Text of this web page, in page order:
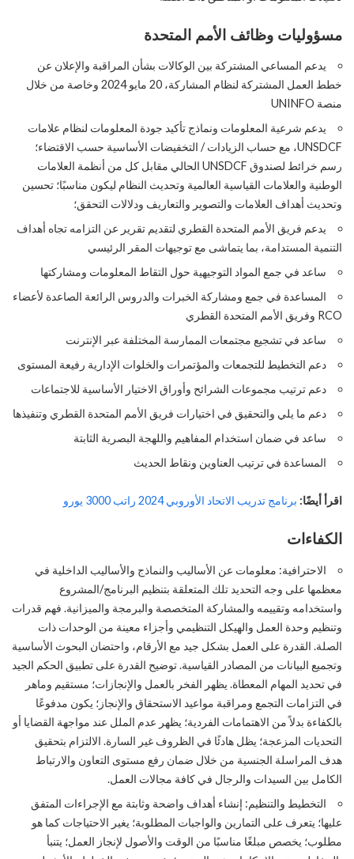
مسؤوليات وظائف الأمم المتحدة
يدعم المساعي المشتركة بين الوكالات بشأن المراقبة والإعلان عن
خطط العمل المشتركة لنظام المشاركة، 20 مايو 2024 وخاصة من خلال
منصة UNINFO
يدعم شرعية المعلومات ونماذج تأكيد جودة المعلومات لنظام علامات
UNSDCF، مع حساب الزيادات / التخفيضات الأساسية حسب الاقتضاء؛
رسم خرائط لصندوق UNSDCF الحالي مقابل كل من أنظمة العلامات
الوطنية والعلامات القياسية العالمية وتحديث النظام ليكون مناسبًا؛ تحسين
وتحديث أهداف العلامات والتصوير والتعاريف ودلالات التحقق؛
يدعم فريق الأمم المتحدة القطري لتقديم تقرير عن التزامه تجاه أهداف
التنمية المستدامة، بما يتماشى مع توجيهات المقر الرئيسي
ساعد في جمع المواد التوجيهية حول التقاط المعلومات ومشاركتها
المساعدة في جمع ومشاركة الخبرات والدروس الرائعة الصاعدة لأعضاء
RCO وفريق الأمم المتحدة القطري
ساعد في تشجيع مجتمعات الممارسة المختلفة عبر الإنترنت
دعم التخطيط للتجمعات والمؤتمرات والخلوات الإدارية رفيعة المستوى
دعم ترتيب مجموعات الشرائح وأوراق الاختيار الأساسية للاجتماعات
دعم ما يلي والتحقيق في اختيارات فريق الأمم المتحدة القطري وتنفيذها
ساعد في ضمان استخدام المفاهيم واللهجة البصرية الثابتة
المساعدة في ترتيب العناوين ونقاط الحديث
اقرأ أيضًا: برنامج تدريب الاتحاد الأوروبي 2024 راتب 3000 يورو
الكفاءات
الاحترافية: معلومات عن الأساليب والنماذج والأساليب الداخلية في
معظمها على وجه التحديد تلك المتعلقة بتنظيم البرنامج/المشروع
واستخدامه وتقييمه والمشاركة المتخصصة والبرمجة والميزانية. فهم قدرات
وتنظيم وحدة العمل والهيكل التنظيمي وأجزاء معينة من الوحدات ذات
الصلة. القدرة على العمل بشكل جيد مع الأرقام، واحتضان البحوث الأساسية
وتجميع البيانات من المصادر القياسية. توضيح القدرة على تطبيق الحكم الجيد
في تحديد المهام المعطاة. يظهر الفخر بالعمل والإنجازات؛ مستقيم وماهر
في التزامات التجمع ومراقبة مواعيد الاستحقاق والإنجاز؛ يكون مدفوعًا
بالكفاءة بدلاً من الاهتمامات الفردية؛ يظهر عدم الملل عند مواجهة القضايا أو
التحديات المزعجة؛ يظل هادئًا في الظروف غير السارة. الالتزام بتحقيق
هدف المراسلة الجنسية من خلال ضمان رفع مستوى التعاون والارتباط
الكامل بين السيدات والرجال في كافة مجالات العمل.
التخطيط والتنظيم: إنشاء أهداف واضحة وثابتة مع الإجراءات المتفق
عليها؛ يتعرف على التمارين والواجبات المطلوبة؛ يغير الاحتياجات كما هو
مطلوب؛ يخصص مبلغًا مناسبًا من الوقت والأصول لإنجاز العمل؛ يتنبأ